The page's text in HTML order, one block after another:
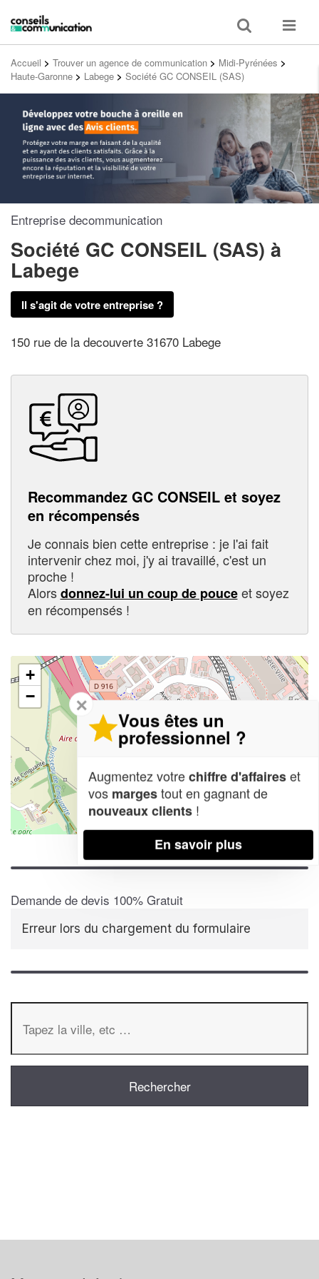
Toggle
search
Toggle
Accueil > Trouver un agence de communication > Midi-Pyrénées >
Haute-Garonne > Labege > Société GC CONSEIL (SAS)
Entreprise decommunication
Société GC CONSEIL (SAS) à
Labege
Il s'agit de votre entreprise ?
150 rue de la decouverte 31670 Labege
Recommandez GC CONSEIL et soyez
en récompensés
Je connais bien cette entreprise : je l'ai fait
intervenir chez moi, j'y ai travaillé, c'est un
proche !
Alorsdonnez-lui un coup de pouceet soyez
en récompensés !
+
−
Leaflet| Map data ©OpenStreetMap contributors,CC-BY-SA
Demande de devis 100% Gratuit
Erreur lors du chargement du formulaire
✕
Vous êtes un
professionnel ?
Augmentez votrechiffre d'affaireset
vos margestout en gagnant de
nouveaux clients !
En savoir plus